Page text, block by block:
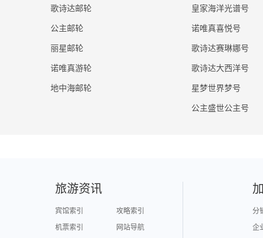
歌诗达邮轮
公主邮轮
丽星邮轮
诺唯真游轮
地中海邮轮
皇家海洋光谱号
诺唯真喜悦号
歌诗达赛琳娜号
歌诗达大西洋号
星梦世界梦号
公主盛世公主号
旅游资讯
宾馆索引
攻略索引
机票索引
网站导航
分
企